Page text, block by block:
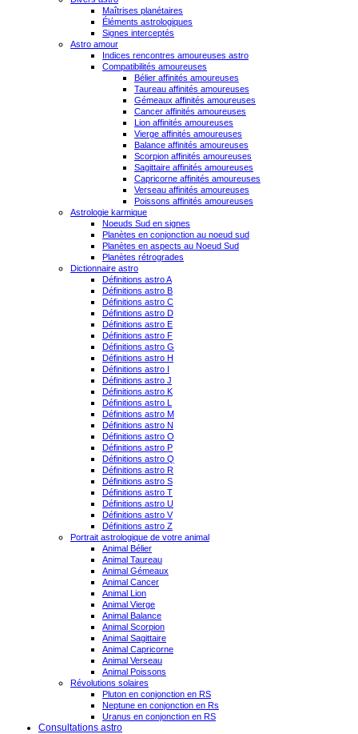
Maîtrises planétaires
Éléments astrologiques
Signes interceptés
Astro amour
Indices rencontres amoureuses astro
Compatibilités amoureuses
Bélier affinités amoureuses
Taureau affinités amoureuses
Gémeaux affinités amoureuses
Cancer affinités amoureuses
Lion affinités amoureuses
Vierge affinités amoureuses
Balance affinités amoureuses
Scorpion affinités amoureuses
Sagittaire affinités amoureuses
Capricorne affinités amoureuses
Verseau affinités amoureuses
Poissons affinités amoureuses
Astrologie karmique
Noeuds Sud en signes
Planètes en conjonction au noeud sud
Planètes en aspects au Noeud Sud
Planètes rétrogrades
Dictionnaire astro
Définitions astro A
Définitions astro B
Définitions astro C
Définitions astro D
Définitions astro E
Définitions astro F
Définitions astro G
Définitions astro H
Définitions astro I
Définitions astro J
Définitions astro K
Définitions astro L
Définitions astro M
Définitions astro N
Définitions astro O
Définitions astro P
Définitions astro Q
Définitions astro R
Définitions astro S
Définitions astro T
Définitions astro U
Définitions astro V
Définitions astro Z
Portrait astrologique de votre animal
Animal Bélier
Animal Taureau
Animal Gémeaux
Animal Cancer
Animal Lion
Animal Vierge
Animal Balance
Animal Scorpion
Animal Sagittaire
Animal Capricorne
Animal Verseau
Animal Poissons
Révolutions solaires
Pluton en conjonction en RS
Neptune en conjonction en Rs
Uranus en conjonction en RS
Consultations astro